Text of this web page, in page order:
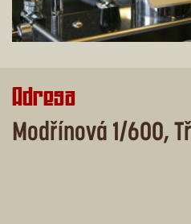
Adresa
Modřínová 1/600,